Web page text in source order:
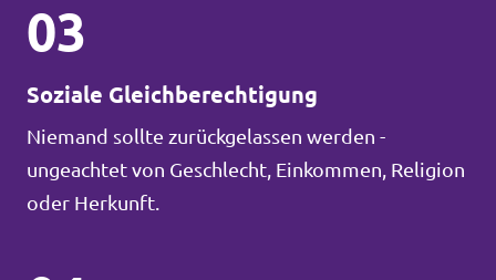
03
Soziale Gleichberechtigung
Niemand sollte zurückgelassen werden -
ungeachtet von Geschlecht, Einkommen, Religion
oder Herkunft.